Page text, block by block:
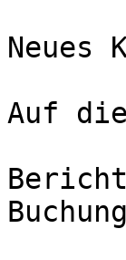
Neues
Auf